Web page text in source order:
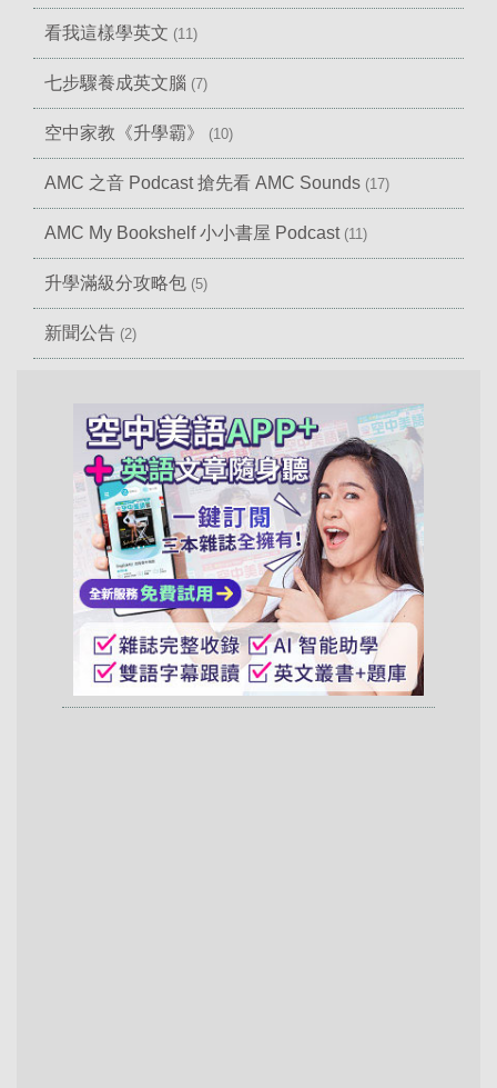
看我這樣學英文 (11)
七步驟養成英文腦 (7)
空中家教《升學霸》 (10)
AMC 之音 Podcast 搶先看 AMC Sounds (17)
AMC My Bookshelf 小小書屋 Podcast (11)
升學滿級分攻略包 (5)
新聞公告 (2)